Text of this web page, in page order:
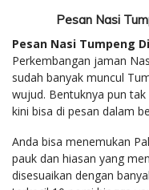
Pesan Nasi
Pesan Nasi Tumpeng Di
Perkembangan jaman
sudah banyak muncul
wujud. Bentuknya pun
kini bisa di pesan dalam
Anda bisa menemukan
pauk dan hiasan yang
disesuaikan dengan